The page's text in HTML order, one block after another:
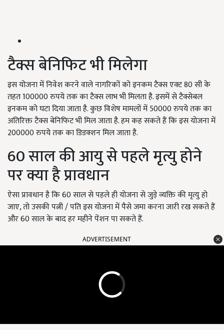
टैक्स बेनिफिट भी मिलेगा
इस योजना में निवेश करने वाले नागरिकों को इनकम टैक्स एक्ट 80सी के
तहत100000रुपये तक का टैक्स लाभ भी मिलता है. इसमें से टैक्सेबल
इनकम को घटा दिया जाता है. कुछ विशेष मामलों में50000रुपये तक का
अतिरिक्त टैक्स बेनिफिट भी मिल जाता है. हम कह सकते हैं कि इस योजना में
200000रुपये तक का डिडक्शन मिल जाता है.
60साल की आयु से पहले मृत्यु होने
पर क्या है प्रावधान
ऐसा प्रावधान है कि 60साल से पहले ही योजना से जुड़े व्यक्ति की मृत्यु हो
जाए, तो उसकी पत्नी / पति इस योजना में पैसे जमा करना जारी रख सकते हैं
और60साल के बाद हर महीने पेंशन पा सकते हैं.
ADVERTISEMENT